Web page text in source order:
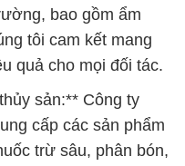
bao gồm ẩm
tôi cam kết mang
quả cho mọi đối tác.
sản:** Công ty
cấp các sản phẩm
trừ sâu, phân bón,